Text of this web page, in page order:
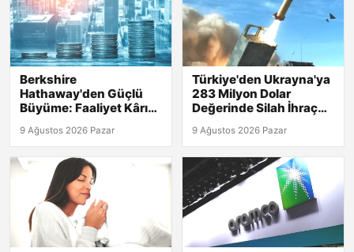
Berkshire
Hathaway'den Güçlü
Büyüme: Faaliyet Kârı
Gösterdi!
9 Ağustos 2026 Pazar
Türkiye'den Ukrayna'ya
283 Milyon Dolar
Değerinde Silah İhraç
9 Ağustos 2026 Pazar